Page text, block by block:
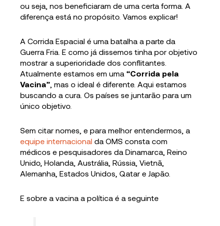
ou seja, nos beneficiaram de uma certa forma. A
diferença está no propósito. Vamos explicar!
A Corrida Espacial é uma batalha a parte da
Guerra Fria. E como já dissemos tinha por objetivo
mostrar a superioridade dos conflitantes.
Atualmente estamos em uma “Corrida pela
Vacina” , mas o ideal é diferente. Aqui estamos
buscando a cura. Os países se juntarão para um
único objetivo.
Sem citar nomes, e para melhor entendermos, a
equipe internacional da OMS consta com
médicos e pesquisadores da Dinamarca, Reino
Unido, Holanda, Austrália, Rússia, Vietnã,
Alemanha, Estados Unidos, Qatar e Japão.
E sobre a vacina a política é a seguinte